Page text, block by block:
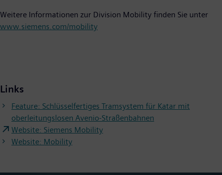
Weitere Informationen zur Division Mobility finden Sie unter
www.siemens.com/mobility
Links
Feature: Schlüsselfertiges Tramsystem für Katar mit
oberleitungslosen Avenio-Straßenbahnen
Website: Siemens Mobility
Website: Mobility